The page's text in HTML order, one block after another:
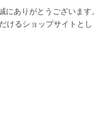
ありがとうございます。
けるショップサイトとし